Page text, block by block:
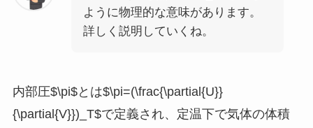
ように物理的な意味があります。
詳しく説明していくね。
内部圧$\pi$とは$\pi=(\frac{\partial{U}}
{\partial{V}})_T$で定義され、定温下で気体の体積